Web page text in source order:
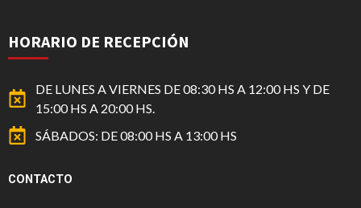
HORARIO DE RECEPCIÓN
DE LUNES A VIERNES DE 08:30 HS A 12:00 HS Y DE
15:00 HS A 20:00 HS.
SÁBADOS: DE 08:00 HS A 13:00 HS
CONTACTO